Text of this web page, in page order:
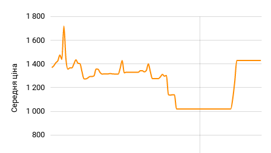
Середня ціна 1 000
800
1 000
1 200
1 400
1 600
1 800